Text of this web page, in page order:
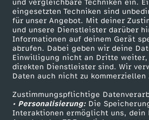
und vergleichbare Techniken ein.
eingesetzten Techniken sind
für unser Angebot. Mit deiner
und unsere Dienstleister darüber
Informationen auf deinem Gerät
abrufen. Dabei geben wir deine
Einwilligung nicht an Dritte
direkten Dienstleister sind. Wir
Daten auch nicht zu kommerziellen
Zustimmungspflichtige
• Personalisierung:Die
Interaktionen ermöglicht uns, dein
i
s
-
W
i
Mehr ZDF
ZDF-Apps
Smart TV
ZDFtext
Livestreams
Sendungen A-Z
Service
Kontakt
Tickets
Hilfe